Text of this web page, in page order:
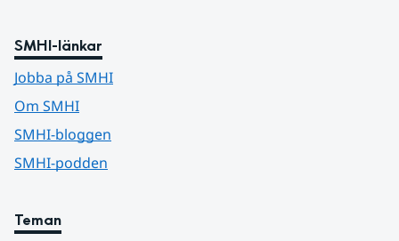
SMHI-länkar
Jobba på SMHI
Om SMHI
SMHI-bloggen
SMHI-podden
Teman